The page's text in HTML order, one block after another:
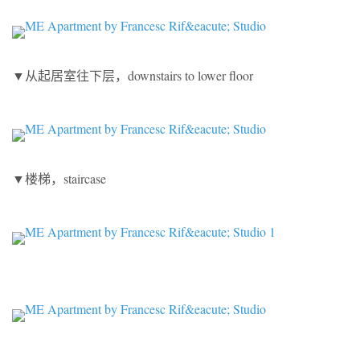
▼从起居室往下层，downstairs to lower floor
▼楼梯，staircase